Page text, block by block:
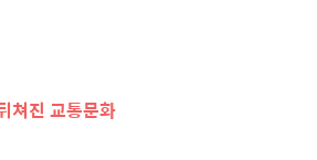
쳐진 교통문화